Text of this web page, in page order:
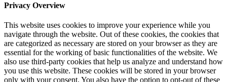
Privacy Overview
This website uses cookies to improve your experience while you
navigate through the website. Out of these cookies, the cookies that
are categorized as necessary are stored on your browser as they are
essential for the working of basic functionalities of the website. We
also use third-party cookies that help us analyze and understand how
you use this website. These cookies will be stored in your browser
only with your consent. You also have the option to opt-out of these